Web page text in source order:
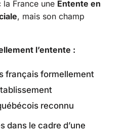
la France une Entente en
, mais son champ
l’entente :
français formellement
reconnu
dans le cadre d’une